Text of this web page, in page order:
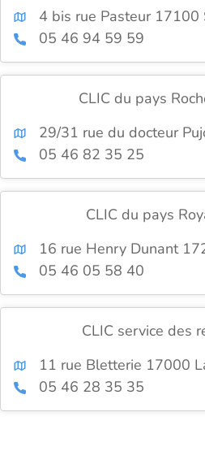
4 bis rue Pasteur 17100
05 46 94 59 59
CLIC du pays
29/31 rue du docteur
05 46 82 35 25
CLIC du pays
16 rue Henry Dunant
05 46 05 58 40
CLIC service des
11 rue Bletterie 17000
05 46 28 35 35